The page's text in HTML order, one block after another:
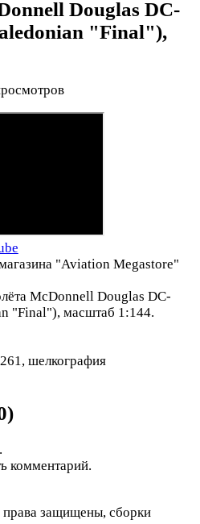
Douglas DC-
"Final"),
"Aviation Megastore"
McDonnell Douglas DC-
"Final"), масштаб 1:144.
шелкография
комментарий.
защищены, сборки